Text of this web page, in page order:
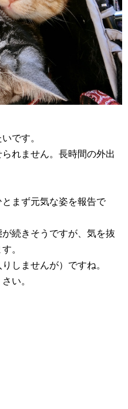
です。
れません。長時間の外出
まず元気な姿を報告で
続きそうですが、気を抜
。
しませんが）ですね。
い。